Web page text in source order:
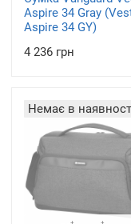
Aspire 34 Gray
Aspire 34 GY)
4 236 грн
Немає в